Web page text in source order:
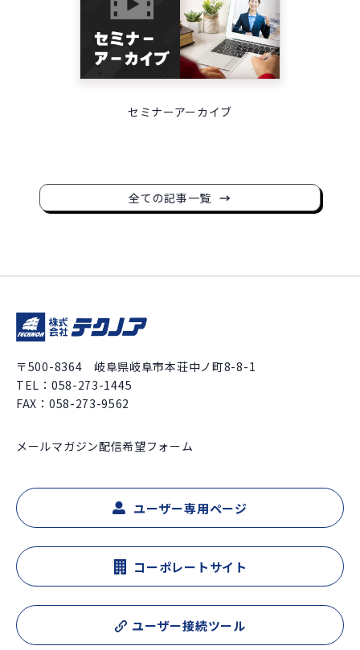
セミナーアーカイブ
全ての記事一覧
〒500-8364 岐阜県岐阜市本荘中ノ町8-8-1
TEL： 058-273-1445
FAX：058-273-9562
メールマガジン配信希望フォーム
ユーザー専用ページ
コーポレートサイト
ユーザー接続ツール